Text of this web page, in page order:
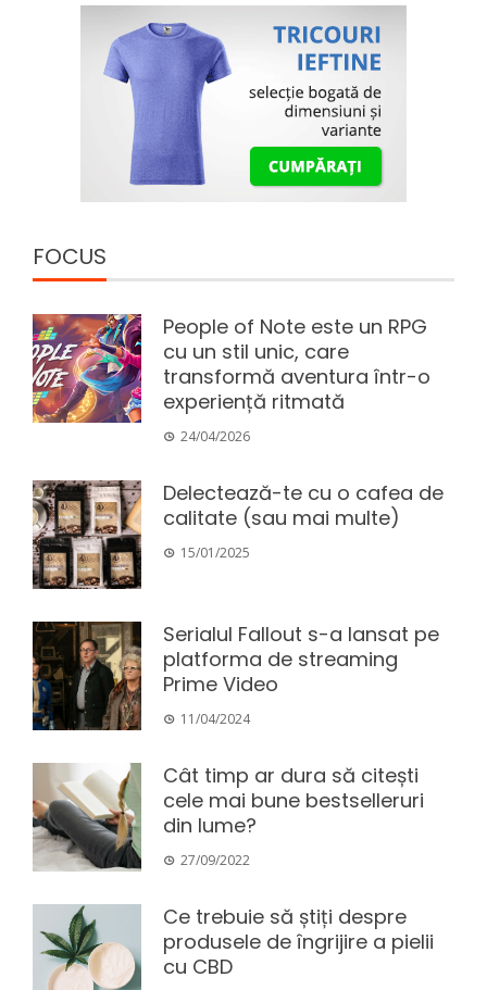
FOCUS
People of Note este un RPG
cu un stil unic, care
transformă aventura într-o
experiență ritmată
24/04/2026
Delectează-te cu o cafea de
calitate (sau mai multe)
15/01/2025
Serialul Fallout s-a lansat pe
platforma de streaming
Prime Video
11/04/2024
Cât timp ar dura să citești
cele mai bune bestselleruri
din lume?
27/09/2022
Ce trebuie să știți despre
produsele de îngrijire a pielii
cu CBD